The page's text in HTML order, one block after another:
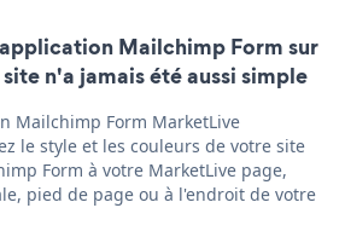
Mailchimp Form sur
n'a jamais été aussi simple
Mailchimp Form MarketLive
le style et les couleurs de votre site
Form à votre MarketLive page,
pied de page ou à l'endroit de votre